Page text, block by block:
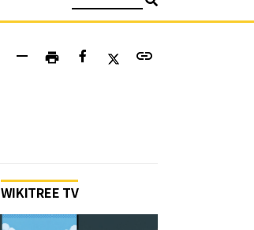
remove print link
WIKITREE TV